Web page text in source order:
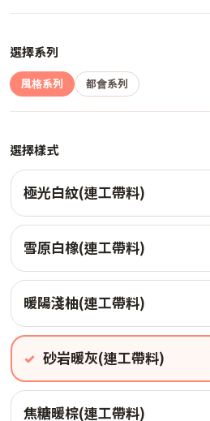
選擇系列
風格系列 都會系列
選擇樣式
極光白紋(連工帶料)
雪原白橡(連工帶料)
暖陽淺柚(連工帶料)
砂岩暖灰(連工帶料)
焦糖暖棕(連工帶料)